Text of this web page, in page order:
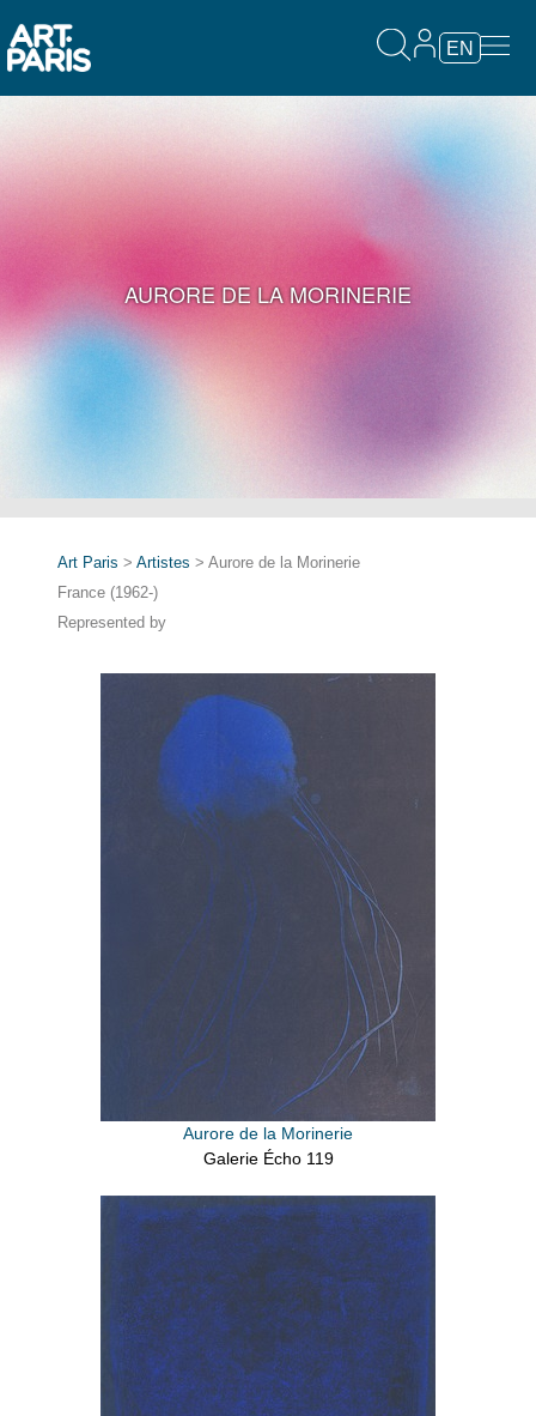
EN
AURORE DE LA MORINERIE
Art Paris > Artistes > Aurore de la Morinerie
France (1962-)
Represented by
Aurore de la Morinerie
Galerie Écho 119